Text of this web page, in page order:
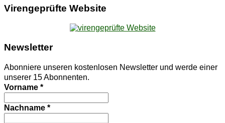
Vi­ren­ge­prüf­te Website
News­let­ter
Abonniere unseren kostenlosen Newsletter und werde einer
unserer 15 Abonnenten.
Vorname *
Nachname *